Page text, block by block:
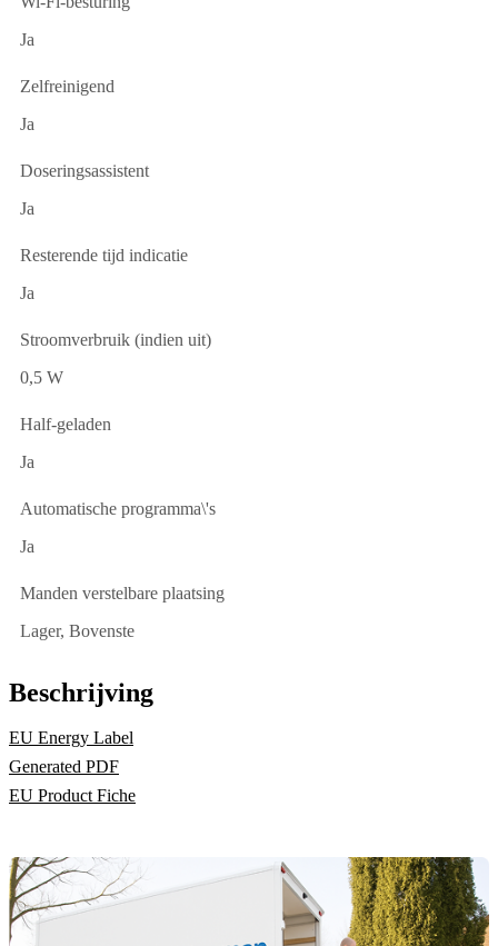
Ja
Zelfreinigend
Ja
Doseringsassistent
Ja
Resterende tijd indicatie
Ja
Stroomverbruik (indien uit)
0,5 W
Half-geladen
Ja
Automatische programma\'s
Ja
Manden verstelbare plaatsing
Lager, Bovenste
Beschrijving
EU Energy Label
Generated PDF
EU Product Fiche